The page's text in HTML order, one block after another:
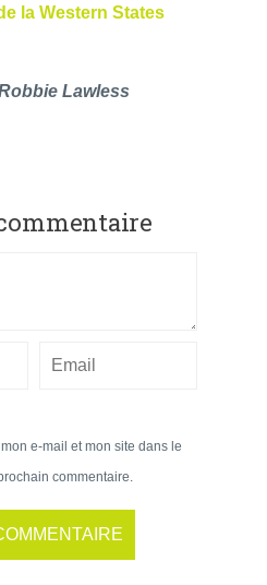
la Western States
Lawless
e-mail et mon site dans le
commentaire.